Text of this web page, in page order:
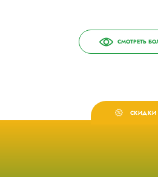
СМОТРЕТЬ
СКИДКИ